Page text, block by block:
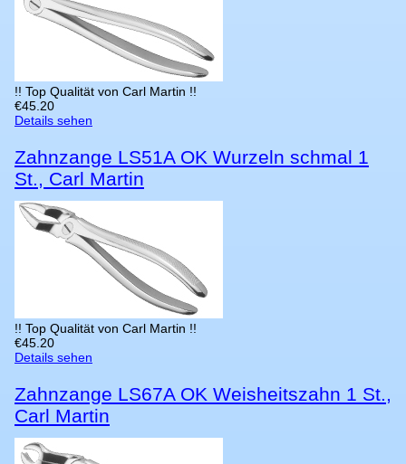
!! Top Qualität von Carl Martin !!
€45.20
Details sehen
Zahnzange LS51A OK Wurzeln schmal 1
St., Carl Martin
!! Top Qualität von Carl Martin !!
€45.20
Details sehen
Zahnzange LS67A OK Weisheitszahn 1 St.,
Carl Martin